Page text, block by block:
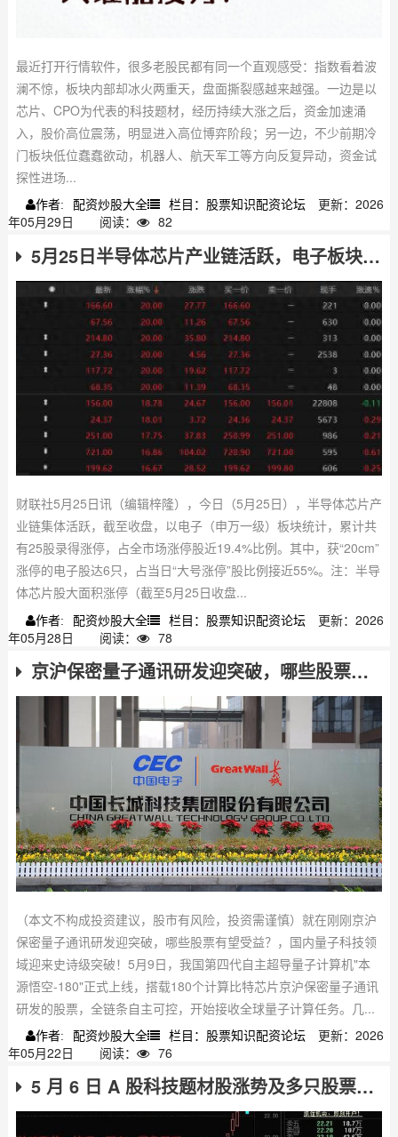
最近打开行情软件，很多老股民都有同一个直观感受：指数看着波
澜不惊，板块内部却冰火两重天，盘面撕裂感越来越强。一边是以
芯片、CPO为代表的科技题材，经历持续大涨之后，资金加速涌
入，股价高位震荡，明显进入高位博弈阶段；另一边，不少前期冷
门板块低位蠢蠢欲动，机器人、航天军工等方向反复异动，资金试
探性进场...
作者: 配资炒股大全 栏目：股票知识配资论坛
更新：2026
年05月29日
阅读： 82
5月25日半导体芯片产业链活跃，电子板块涨停热股频现
财联社5月25日讯（编辑梓隆），今日（5月25日），半导体芯片产
业链集体活跃，截至收盘，以电子（申万一级）板块统计，累计共
有25股录得涨停，占全市场涨停股近19.4%比例。其中，获“20cm”
涨停的电子股达6只，占当日“大号涨停”股比例接近55%。注：半导
体芯片股大面积涨停（截至5月25日收盘...
作者: 配资炒股大全 栏目：股票知识配资论坛
更新：2026
年05月28日
阅读： 78
京沪保密量子通讯研发迎突破，哪些股票有望受益？
（本文不构成投资建议，股市有风险，投资需谨慎）就在刚刚京沪
保密量子通讯研发迎突破，哪些股票有望受益？，国内量子科技领
域迎来史诗级突破！5月9日，我国第四代自主超导量子计算机"本
源悟空-180"正式上线，搭载180个计算比特芯片京沪保密量子通讯
研发的股票，全链条自主可控，开始接收全球量子计算任务。几...
作者: 配资炒股大全 栏目：股票知识配资论坛
更新：2026
年05月22日
阅读： 76
5 月 6 日 A 股科技题材股涨势及多只股票跌停情况